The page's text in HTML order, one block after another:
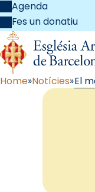
Agenda
Fes un donatiu
Home Notícies El